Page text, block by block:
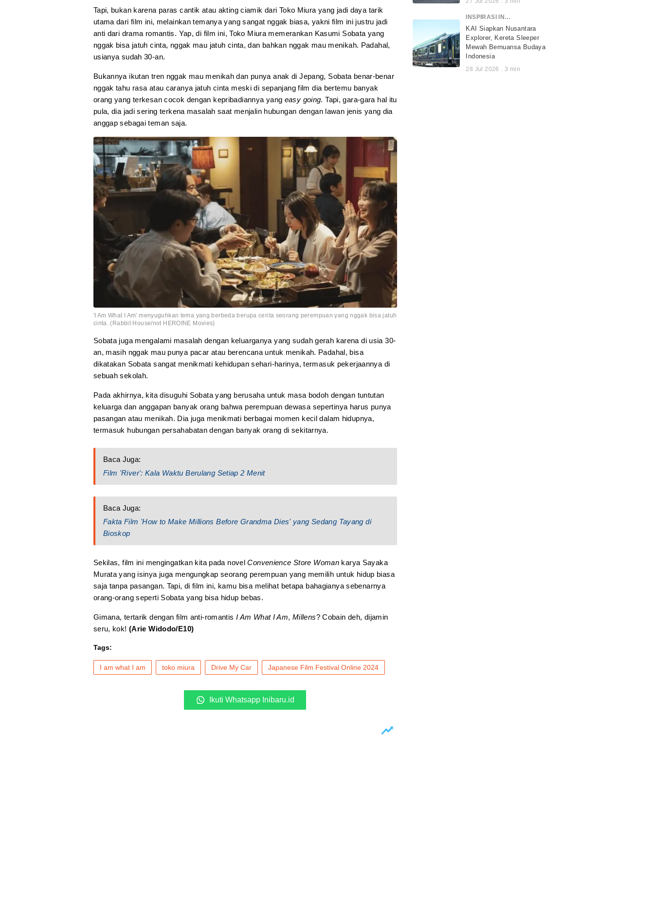
Tapi, bukan karena paras cantik atau akting ciamik dari Toko Miura yang jadi daya tarik
utama dari film ini, melainkan temanya yang sangat nggak biasa, yakni film ini justru jadi
anti dari drama romantis. Yap, di film ini, Toko Miura memerankan Kasumi Sobata yang
nggak bisa jatuh cinta, nggak mau jatuh cinta, dan bahkan nggak mau menikah. Padahal,
usianya sudah 30-an.
Bukannya ikutan tren nggak mau menikah dan punya anak di Jepang, Sobata benar-benar
nggak tahu rasa atau caranya jatuh cinta meski di sepanjang film dia bertemu banyak
orang yang terkesan cocok dengan kepribadiannya yang easy going. Tapi, gara-gara hal itu
pula, dia jadi sering terkena masalah saat menjalin hubungan dengan lawan jenis yang dia
anggap sebagai teman saja.
'I Am What I Am' menyuguhkan tema yang berbeda berupa cerita seorang perempuan yang nggak bisa jatuh
cinta. (Rabbit House/not HEROINE Movies)
Sobata juga mengalami masalah dengan keluarganya yang sudah gerah karena di usia 30-
an, masih nggak mau punya pacar atau berencana untuk menikah. Padahal, bisa
dikatakan Sobata sangat menikmati kehidupan sehari-harinya, termasuk pekerjaannya di
sebuah sekolah.
Pada akhirnya, kita disuguhi Sobata yang berusaha untuk masa bodoh dengan tuntutan
keluarga dan anggapan banyak orang bahwa perempuan dewasa sepertinya harus punya
pasangan atau menikah. Dia juga menikmati berbagai momen kecil dalam hidupnya,
termasuk hubungan persahabatan dengan banyak orang di sekitarnya.
Baca Juga:
Film 'River': Kala Waktu Berulang Setiap 2 Menit
Baca Juga:
Fakta Film 'How to Make Millions Before Grandma Dies' yang Sedang Tayang di
Bioskop
Sekilas, film ini mengingatkan kita pada novelConvenience Store Woman karya Sayaka
Murata yang isinya juga mengungkap seorang perempuan yang memilih untuk hidup biasa
saja tanpa pasangan. Tapi, di film ini, kamu bisa melihat betapa bahagianya sebenarnya
orang-orang seperti Sobata yang bisa hidup bebas.
Gimana, tertarik dengan film anti-romantis I Am What I Am, Millens? Cobain deh, dijamin
seru, kok! (Arie Widodo/E10)
Tags:
I am what I am toko miura Drive My Car Japanese Film Festival Online 2024
Ikuti Whatsapp Inibaru.id
INSPIRASI INDONESIA
KAI Siapkan Nusantara
Explorer, Kereta Sleeper
Mewah Bernuansa Budaya
Indonesia
28 Jul 2026 . 3 min